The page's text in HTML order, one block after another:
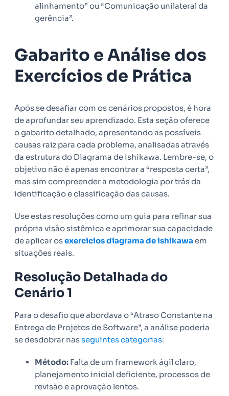
alinhamento” ou “Comunicação unilateral da
gerência”.
Gabarito e Análise dos
Exercícios de Prática
Após se desafiar com os cenários propostos, é hora
de aprofundar seu aprendizado. Esta seção oferece
o gabarito detalhado, apresentando as possíveis
causas raiz para cada problema, analisadas através
da estrutura do Diagrama de Ishikawa. Lembre-se, o
objetivo não é apenas encontrar a “resposta certa”,
mas sim compreender a metodologia por trás da
identificação e classificação das causas.
Use estas resoluções como um guia para refinar sua
própria visão sistêmica e aprimorar sua capacidade
de aplicar osexercicios diagrama de ishikawa em
situações reais.
Resolução Detalhada do
Cenário 1
Para o desafio que abordava o “Atraso Constante na
Entrega de Projetos de Software”, a análise poderia
se desdobrar nasseguintes categorias:
Método: Falta de um framework ágil claro,
planejamento inicial deficiente, processos de
revisão e aprovação lentos.